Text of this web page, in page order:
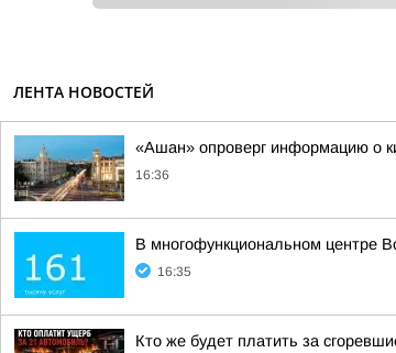
ЛЕНТА НОВОСТЕЙ
«Ашан» опроверг информацию о
16:36
В многофункциональном центре
16:35
Кто же будет платить за